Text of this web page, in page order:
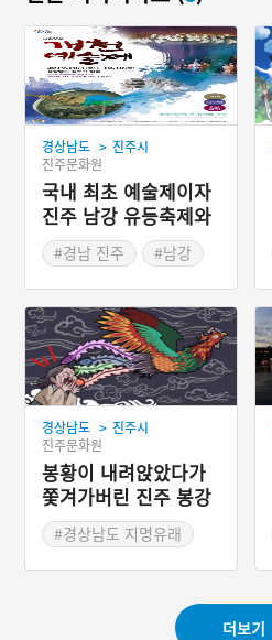
경상남도 > 진주시
진주문화원
국내 최초 예술제이자
진주 남강 유등축제와
함께하는 ‘개천예술제’
#경남 진주
#남강
#경상남도 축제
경상남도 > 진주시
진주문화원
봉황이 내려앉았다가
쫓겨가버린 진주 봉강
리#경상남도 지명유래
더보기